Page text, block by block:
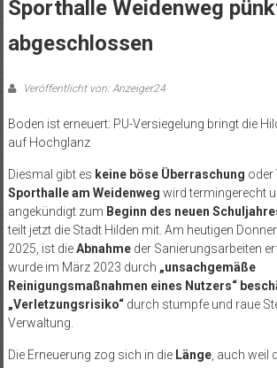
Sporthalle Weidenweg
abgeschlossen
Veröffentlicht von: Anzeiger24
Boden ist erneuert: PU-Versiegelung bringt die
auf Hochglanz
Diesmal gibt es keine böse Überraschung oder
Sporthalle am Weidenweg wird termingerecht
angekündigt zum Beginn des neuen
teilt jetzt die Stadt Hilden mit. Am heutigen
2025, ist dieAbnahmeder Sanierungsarbeiten
wurde im März 2023 durch „unsachgemäße
Reinigungsmaßnahmen eines Nutzers“
„Verletzungsrisiko“durch stumpfe und raue
Verwaltung.
Die Erneuerung zog sich in die Länge, auch weil